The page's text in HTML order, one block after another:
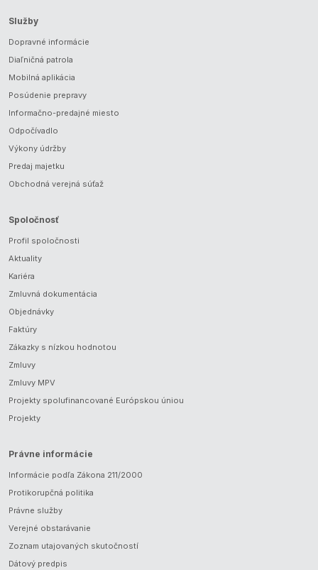
Služby
Dopravné informácie
Diaľničná patrola
Mobilná aplikácia
Posúdenie prepravy
Informačno-predajné miesto
Odpočívadlo
Výkony údržby
Predaj majetku
Obchodná verejná súťaž
Spoločnosť
Profil spoločnosti
Aktuality
Kariéra
Zmluvná dokumentácia
Objednávky
Faktúry
Zákazky s nízkou hodnotou
Zmluvy
Zmluvy MPV
Projekty spolufinancované Európskou úniou
Projekty
Právne informácie
Informácie podľa Zákona 211/2000
Protikorupčná politika
Právne služby
Verejné obstarávanie
Zoznam utajovaných skutočností
Dátový predpis